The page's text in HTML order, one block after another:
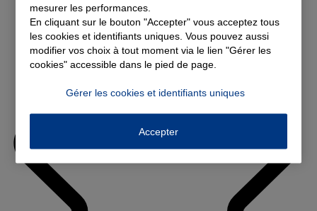
mesurer les performances.
En cliquant sur le bouton "Accepter" vous acceptez tous
les cookies et identifiants uniques. Vous pouvez aussi
modifier vos choix à tout moment via le lien "Gérer les
cookies" accessible dans le pied de page.
Gérer les cookies et identifiants uniques
Accepter